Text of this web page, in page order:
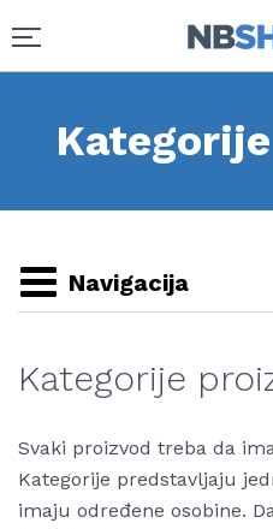
Navigacija
Kategorije
Svaki proizvod treba da
Kategorije predstavljaju
imaju određene osobine.